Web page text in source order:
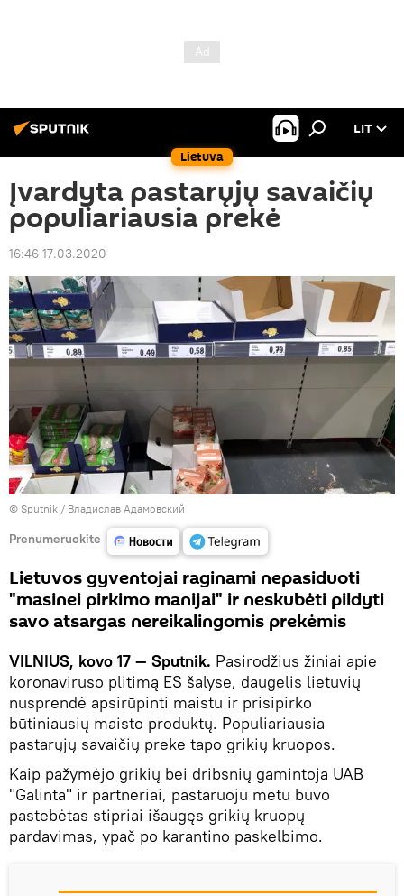
Lietuva
LIT
Įvardyta pastarųjų savaičių
populiariausia prekė
16:46 17.03.2020
© Sputnik / Владислав Адамовский
Prenumeruokite
Lietuvos gyventojai raginami nepasiduoti
"masinei pirkimo manijai" ir neskubėti pildyti
savo atsargas nereikalingomis prekėmis
VILNIUS, kovo 17 — Sputnik. Pasirodžius žiniai apie
koronaviruso plitimą ES šalyse, daugelis lietuvių
nusprendė apsirūpinti maistu ir prisipirko
būtiniausių maisto produktų. Populiariausia
pastarųjų savaičių preke tapo grikių kruopos.
Kaip pažymėjo grikių bei dribsnių gamintoja UAB
"Galinta" ir partneriai, pastaruoju metu buvo
pastebėtas stipriai išaugęs grikių kruopų
pardavimas, ypač po karantino paskelbimo.